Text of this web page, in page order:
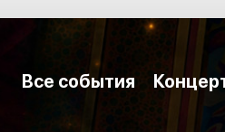
Все события